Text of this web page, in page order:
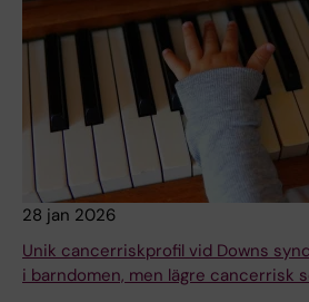
28 jan 2026
Unik cancerriskprofil vid Downs
i barndomen, men lägre cancerrisk